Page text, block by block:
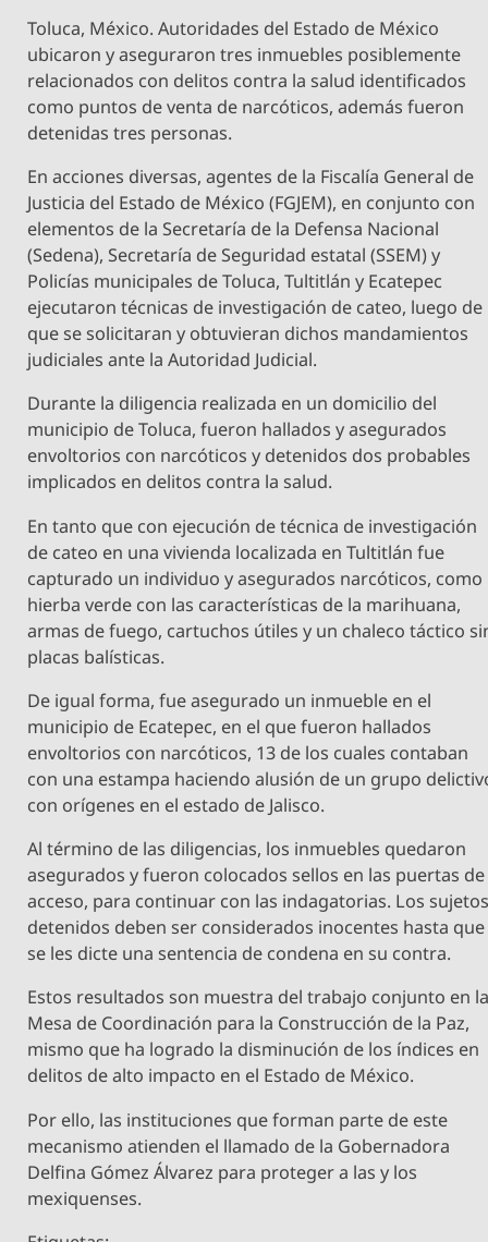
Toluca, México. Autoridades del Estado de México
ubicaron y aseguraron tres inmuebles posiblemente
relacionados con delitos contra la salud identificados
como puntos de venta de narcóticos, además fueron
detenidas tres personas.
En acciones diversas, agentes de la Fiscalía General de
Justicia del Estado de México (FGJEM), en conjunto con
elementos de la Secretaría de la Defensa Nacional
(Sedena), Secretaría de Seguridad estatal (SSEM) y
Policías municipales de Toluca, Tultitlán y Ecatepec
ejecutaron técnicas de investigación de cateo, luego de
que se solicitaran y obtuvieran dichos mandamientos
judiciales ante la Autoridad Judicial.
Durante la diligencia realizada en un domicilio del
municipio de Toluca, fueron hallados y asegurados
envoltorios con narcóticos y detenidos dos probables
implicados en delitos contra la salud.
En tanto que con ejecución de técnica de investigación
de cateo en una vivienda localizada en Tultitlán fue
capturado un individuo y asegurados narcóticos, como
hierba verde con las características de la marihuana,
armas de fuego, cartuchos útiles y un chaleco táctico
placas balísticas.
De igual forma, fue asegurado un inmueble en el
municipio de Ecatepec, en el que fueron hallados
envoltorios con narcóticos, 13 de los cuales contaban
con una estampa haciendo alusión de un grupo
con orígenes en el estado de Jalisco.
Al término de las diligencias, los inmuebles quedaron
asegurados y fueron colocados sellos en las puertas de
acceso, para continuar con las indagatorias. Los
detenidos deben ser considerados inocentes hasta que
se les dicte una sentencia de condena en su contra.
Estos resultados son muestra del trabajo conjunto en
Mesa de Coordinación para la Construcción de la Paz,
mismo que ha logrado la disminución de los índices en
delitos de alto impacto en el Estado de México.
Por ello, las instituciones que forman parte de este
mecanismo atienden el llamado de la Gobernadora
Delfina Gómez Álvarez para proteger a las y los
mexiquenses.